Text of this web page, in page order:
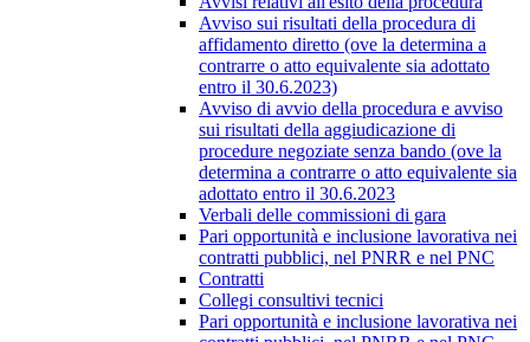
Avviso sui risultati della procedura di
affidamento diretto (ove la determina a
contrarre o atto equivalente sia adottato
entro il 30.6.2023)
Avviso di avvio della procedura e avviso
sui risultati della aggiudicazione di
procedure negoziate senza bando (ove la
determina a contrarre o atto equivalente sia
adottato entro il 30.6.2023
Verbali delle commissioni di gara
Pari opportunità e inclusione lavorativa nei
contratti pubblici, nel PNRR e nel PNC
Contratti
Collegi consultivi tecnici
Pari opportunità e inclusione lavorativa nei